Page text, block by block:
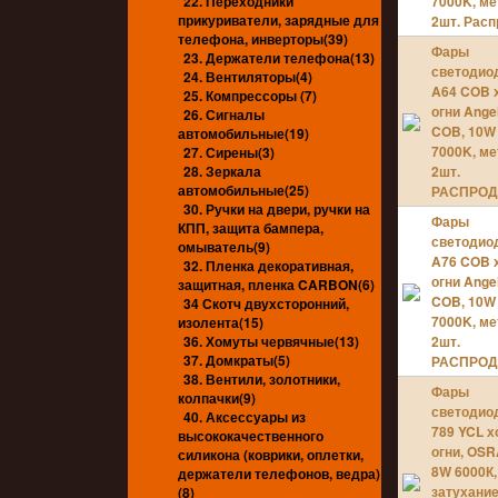
прикуриватели, зарядные для
телефона, инверторы(39)
23. Держатели телефона(13)
24. Вентиляторы(4)
25. Компрессоры (7)
26. Сигналы
автомобильные(19)
27. Сирены(3)
28. Зеркала
автомобильные(25)
30. Ручки на двери, ручки на
КПП, защита бампера,
омыватель(9)
32. Пленка декоративная,
защитная, пленка CARBON(6)
34 Скотч двухсторонний,
изолента(15)
36. Хомуты червячные(13)
37. Домкраты(5)
38. Вентили, золотники,
колпачки(9)
40. Аксессуары из
высококачественного
силикона (коврики, оплетки,
держатели телефонов, ведра)
(8)
2шт.
Фары
A64 COB
огни
COB,
7000K,
2шт.
Фары
A76 COB
огни
COB,
7000K,
2шт.
Фары
789 YCL
огни,
8W